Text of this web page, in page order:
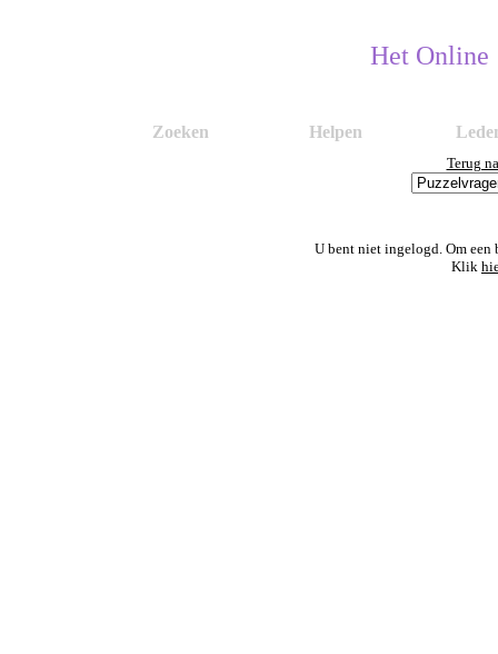
Het Online
Zoeken Helpen
Terug
U bent niet ingelogd. Om
Klik